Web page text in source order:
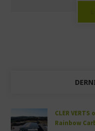
CLER
Rainbow